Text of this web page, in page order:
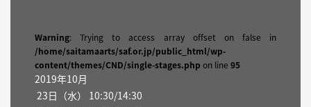
Warning: Trying to access array offset on false in
/home/saitamaarts/saf.or.jp/public_html/wp-
content/themes/CND/single-stages.php on line 95
2019年10月
23日（水） 10:30/14:30